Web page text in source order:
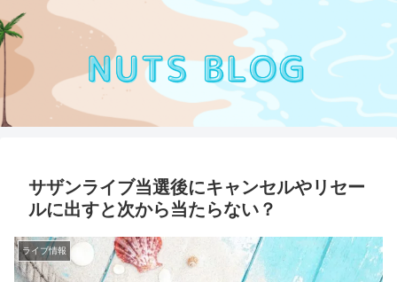
サザンライブ当選後にキャンセルやリセー
ルに出すと次から当たらない？
ライブ情報